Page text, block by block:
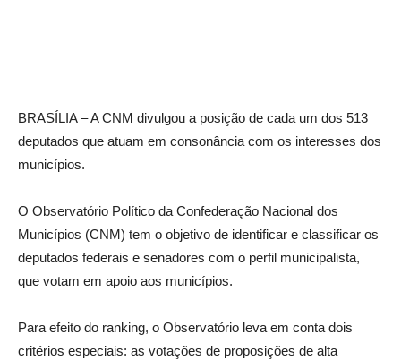
BRASÍLIA – A CNM divulgou a posição de cada um dos 513
deputados que atuam em consonância com os interesses dos
municípios.
O Observatório Político da Confederação Nacional dos
Municípios (CNM) tem o objetivo de identificar e classificar os
deputados federais e senadores com o perfil municipalista,
que votam em apoio aos municípios.
Para efeito do ranking, o Observatório leva em conta dois
critérios especiais: as votações de proposições de alta